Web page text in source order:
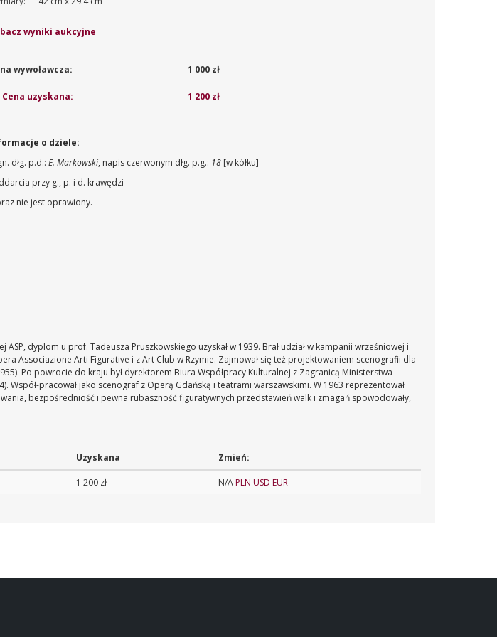
wyniki aukcyjne
wywoławcza: 1 000 zł
Cena uzyskana: 1 200 zł
o dziele:
dłg. p.d.:E. Markowski, napis czerwonym dłg. p.g.: 18 [w kółku]
przy g., p. i d. krawędzi
nie jest oprawiony.
ASP, dyplom u prof. Tadeusza Pruszkowskiego uzyskał w 1939. Brał udział w kampanii wrześniowej i
Associazione Arti Figurative i z Art Club w Rzymie. Zajmował się też projektowaniem scenografii dla
Po powrocie do kraju był dyrektorem Biura Współpracy Kulturalnej z Zagranicą Ministerstwa
Współ-pracował jako scenograf z Operą Gdańską i teatrami warszawskimi. W 1963 reprezentował
bezpośredniość i pewna rubaszność figuratywnych przedstawień walk i zmagań spowodowały,
Uzyskana Zmień:
1 200 zł N/APLN USD EUR